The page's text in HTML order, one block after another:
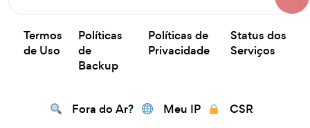
Termos
de Uso
Políticas
de
Backup
Políticas de
Privacidade
Status dos
Serviços
Fora do Ar? Meu IP CSR